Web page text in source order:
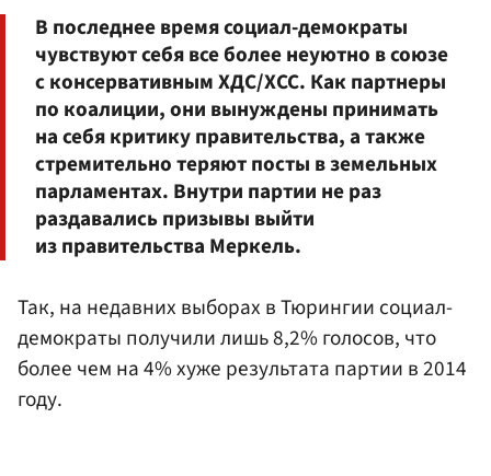
В последнее время социал-демократы
чувствуют себя все более неуютно в союзе
с консервативным ХДС/ХСС. Как партнеры
по коалиции, они вынуждены принимать
на себя критику правительства, а также
стремительно теряют посты в земельных
парламентах. Внутри партии не раз
раздавались призывы выйти
из правительства Меркель.
Так, на недавних выборах в Тюрингии социал-
демократы получили лишь 8,2% голосов, что
более чем на 4% хуже результата партии в 2014
году.